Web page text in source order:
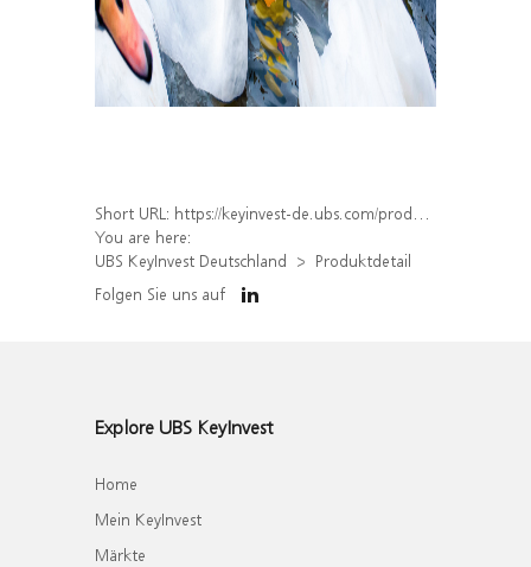
Short URL: https://keyinvest-de.ubs.com/produkt/detail/index/isin/DE000WA47QX8
You are here:
UBS KeyInvest Deutschland
Produktdetail
Folgen Sie uns auf
Explore UBS KeyInvest
Home
Mein KeyInvest
Märkte